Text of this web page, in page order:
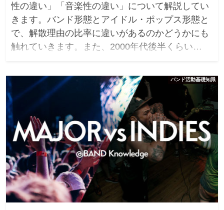
性の違い」「音楽性の違い」について解説してい
きます。バンド形態とアイドル・ポップス形態と
で、解散理由の比率に違いがあるのかどうかにも
触れていきます。また、2000年代後半くらい…
バンド活動基礎知識